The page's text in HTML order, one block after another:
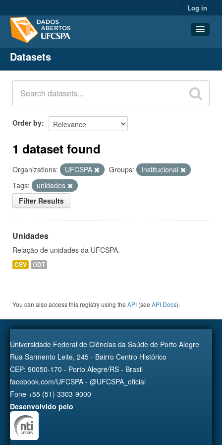
Log in
Datasets
Organizations
Groups
About
Datasets
Order by
1 dataset found
Organizations: UFCSPA Groups:
Institucional
Tags:
unidades
Filter Results
Unidades
Relação de unidades da UFCSPA.
CSV ODT
You can also access this registry using the API (see API Docs).
Universidade Federal de Ciências da Saúde de Porto Alegre
Rua Sarmento Leite, 245 - Bairro Centro Histórico
CEP: 90050-170 - Porto Alegre/RS - Brasil
facebook.com/UFCSPA - @UFCSPA_oficial
Fone +55 (51) 3303-9000
Desenvolvido pelo